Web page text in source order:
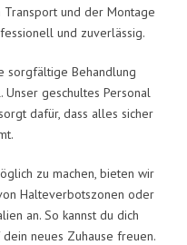
und der Montage
und zuverlässig.
sorgfältige Behandlung
geschultes Personal
dafür, dass alles sicher
zu machen, bieten wir
Halteverbotszonen oder
an. So kannst du dich
neues Zuhause freuen.